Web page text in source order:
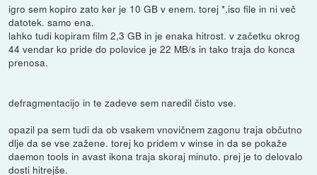
igro sem kopiro zato ker je 10 GB v enem. torej *.iso file in ni več
datotek. samo ena.
lahko tudi kopiram film 2,3 GB in je enaka hitrost. v začetku okrog
44 vendar ko pride do polovice je 22 MB/s in tako traja do konca
prenosa.
defragmentacijo in te zadeve sem naredil čisto vse.
opazil pa sem tudi da ob vsakem vnovičnem zagonu traja občutno
dlje da se vse zažene. torej ko pridem v winse in da se pokaže
daemon tools in avast ikona traja skoraj minuto. prej je to delovalo
dosti hitrejše.